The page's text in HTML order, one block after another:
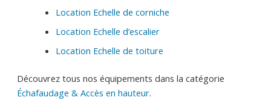
Location Echelle de corniche
Location Echelle d’escalier
Location Echelle de toiture
Découvrez tous nos équipements dans la catégorie
Échafaudage & Accès en hauteur.